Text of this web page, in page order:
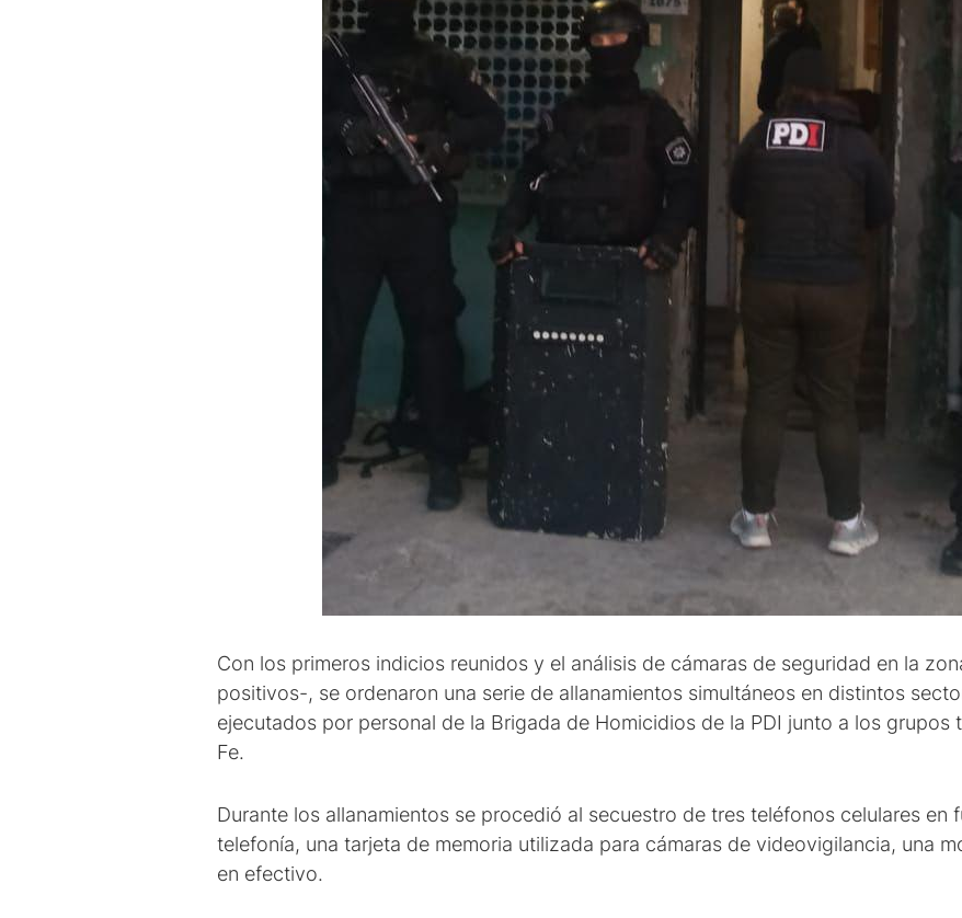
Con los primeros indicios reunidos y el análisis de cámaras de seguridad en la
positivos-, se ordenaron una serie de allanamientos simultáneos en distintos
ejecutados por personal de la Brigada de Homicidios de la PDI junto a los grupos
Fe.
Durante los allanamientos se procedió al secuestro de tres teléfonos celulares en
telefonía, una tarjeta de memoria utilizada para cámaras de videovigilancia, una
en efectivo.